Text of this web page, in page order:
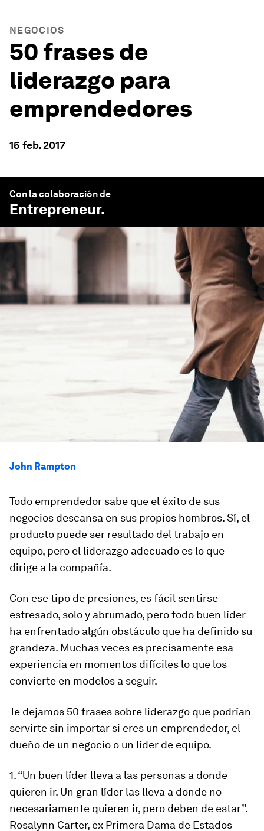
NEGOCIOS
50 frases de
liderazgo para
emprendedores
15 feb. 2017
Con la colaboración de
Entrepreneur.
John Rampton
Todo emprendedor sabe que el éxito de sus
negocios descansa en sus propios hombros. Sí, el
producto puede ser resultado del trabajo en
equipo, pero el liderazgo adecuado es lo que
dirige a la compañía.
Con ese tipo de presiones, es fácil sentirse
estresado, solo y abrumado, pero todo buen líder
ha enfrentado algún obstáculo que ha definido su
grandeza. Muchas veces es precisamente esa
experiencia en momentos difíciles lo que los
convierte en modelos a seguir.
Te dejamos 50 frases sobre liderazgo que podrían
servirte sin importar si eres un emprendedor, el
dueño de un negocio o un líder de equipo.
1. “Un buen líder lleva a las personas a donde
quieren ir. Un gran líder las lleva a donde no
necesariamente quieren ir, pero deben de estar”. -
Rosalynn Carter, ex Primera Dama de Estados